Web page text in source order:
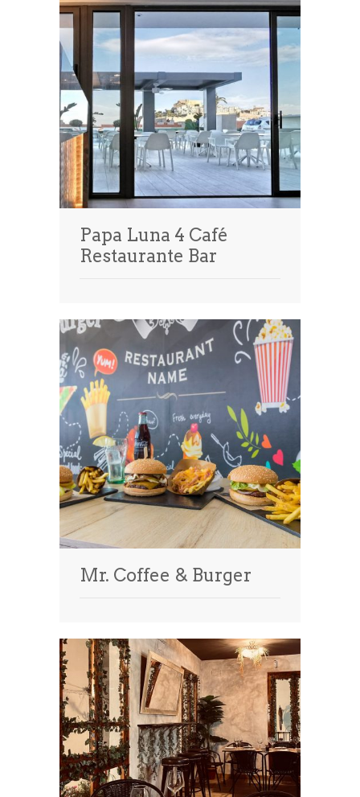
Papa Luna 4 Café
Restaurante Bar
Mr. Coffee & Burger